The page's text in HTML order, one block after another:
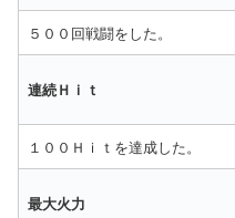
５００回戦闘をした。
連続Ｈｉｔ
１００Ｈｉｔを達成した。
最大火力